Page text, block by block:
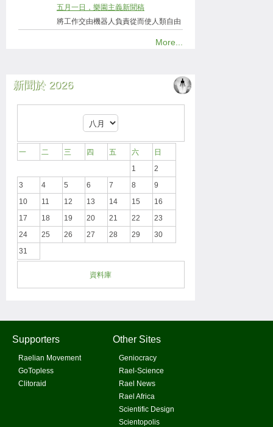
五月一日，樂園主義新聞稿
將工作交由機器人負責從而使人類自由
More...
新聞於 2026
一 二 三 四 五 六
日
1
2
3
4 5 6 7 8
9
10
11 12 13 14 15
16
17
18 19 20 21 22
23
24
25 26 27 28 29
30
31
資料庫
Supporters
Raelian Movement
GoTopless
Clitoraid
Other Sites
Geniocracy
Rael-Science
Rael News
Rael Africa
Scientific Design
Scientopolis